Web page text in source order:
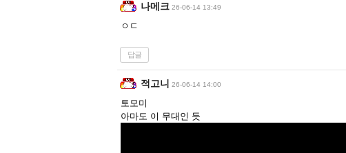
나메크 26-06-14 13:49
ㅇㄷ
답글
적고니 26-06-14 14:00
토모미
아마도 이 무대인 듯